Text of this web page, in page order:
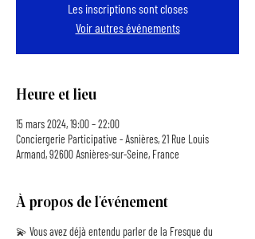
Les inscriptions sont closes
Voir autres événements
Heure et lieu
15 mars 2024, 19:00 – 22:00
Conciergerie Participative - Asnières, 21 Rue Louis
Armand, 92600 Asnières-sur-Seine, France
À propos de l'événement
💫 Vous avez déjà entendu parler de la Fresque du